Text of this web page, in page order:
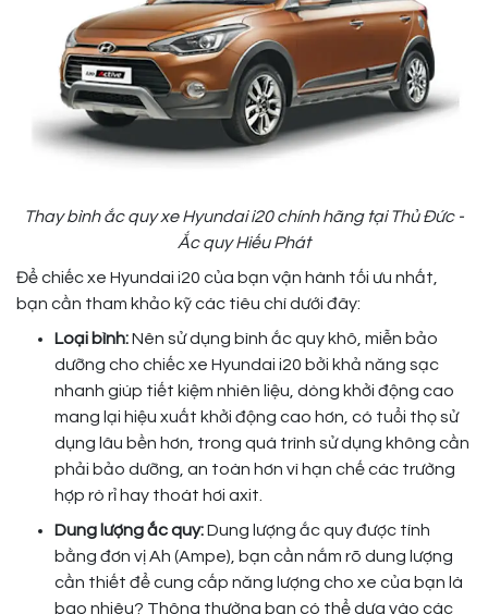
Thay bình ắc quy xe Hyundai i20 chính hãng tại Thủ Đức -
Ắc quy Hiếu Phát
Để chiếc xe Hyundai i20 của bạn vận hành tối ưu nhất,
bạn cần tham khảo kỹ các tiêu chí dưới đây:
Loại bình:Nên sử dụng bình ắc quy khô, miễn bảo
dưỡng cho chiếc xe Hyundai i20 bởi khả năng sạc
nhanh giúp tiết kiệm nhiên liệu, dòng khởi động cao
mang lại hiệu xuất khởi động cao hơn, có tuổi thọ sử
dụng lâu bền hơn, trong quá trình sử dụng không cần
phải bảo dưỡng, an toàn hơn vì hạn chế các trường
hợp rò rỉ hay thoát hơi axit.
Dung lượng ắc quy:Dung lượng ắc quy được tính
bằng đơn vị Ah (Ampe), bạn cần nắm rõ dung lượng
cần thiết để cung cấp năng lượng cho xe của bạn là
bao nhiêu? Thông thường bạn có thể dựa vào các